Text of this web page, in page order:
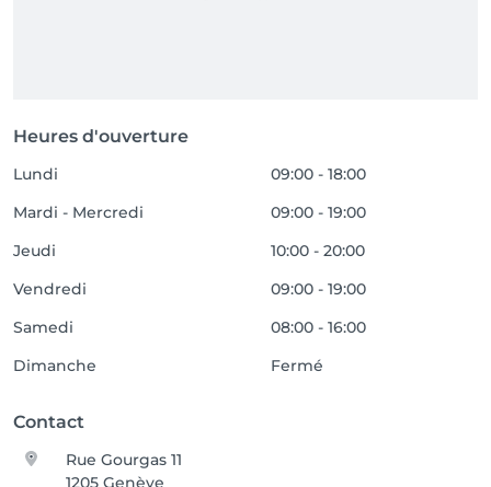
Heures d'ouverture
Lundi
09:00 - 18:00
Mardi - Mercredi
09:00 - 19:00
Jeudi
10:00 - 20:00
Vendredi
09:00 - 19:00
Samedi
08:00 - 16:00
Dimanche
Fermé
Contact
Rue Gourgas 11
1205 Genève